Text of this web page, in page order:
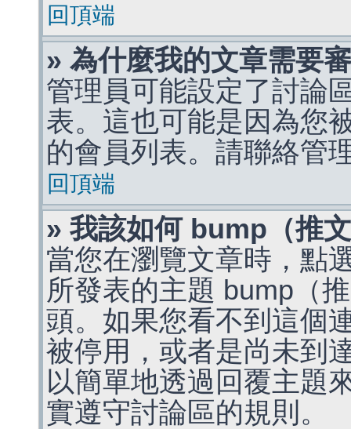
回頂端
» 為什麼我的文章需要
管理員可能設定了討論
表。這也可能是因為您
的會員列表。請聯絡管
回頂端
» 我該如何 bump（推
當您在瀏覽文章時，點
所發表的主題 bump（
頭。如果您看不到這個
被停用，或者是尚未到
以簡單地透過回覆主題
實遵守討論區的規則。